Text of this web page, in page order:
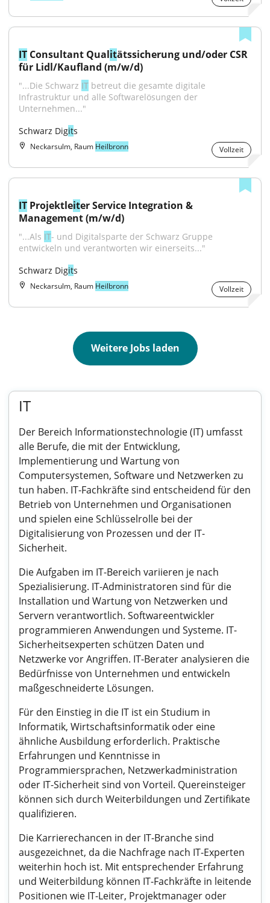
IT Consultant Qualitätssicherung und/oder CSR
für Lidl/Kaufland (m/w/d)
"...Die Schwarz IT betreut die gesamte digitale
Infrastruktur und alle Softwarelösungen der
Unternehmen..."
Schwarz Digits
Neckarsulm, Raum Heilbronn Vollzeit
IT Projektleiter Service Integration &
Management (m/w/d)
"...Als IT- und Digitalsparte der Schwarz Gruppe
entwickeln und verantworten wir einerseits..."
Schwarz Digits
Neckarsulm, Raum Heilbronn Vollzeit
Weitere Jobs laden
IT
Der Bereich Informationstechnologie (IT) umfasst
alle Berufe, die mit der Entwicklung,
Implementierung und Wartung von
Computersystemen, Software und Netzwerken zu
tun haben. IT-Fachkräfte sind entscheidend für den
Betrieb von Unternehmen und Organisationen
und spielen eine Schlüsselrolle bei der
Digitalisierung von Prozessen und der IT-
Sicherheit.
Die Aufgaben im IT-Bereich variieren je nach
Spezialisierung. IT-Administratoren sind für die
Installation und Wartung von Netzwerken und
Servern verantwortlich. Softwareentwickler
programmieren Anwendungen und Systeme. IT-
Sicherheitsexperten schützen Daten und
Netzwerke vor Angriffen. IT-Berater analysieren die
Bedürfnisse von Unternehmen und entwickeln
maßgeschneiderte Lösungen.
Für den Einstieg in die IT ist ein Studium in
Informatik, Wirtschaftsinformatik oder eine
ähnliche Ausbildung erforderlich. Praktische
Erfahrungen und Kenntnisse in
Programmiersprachen, Netzwerkadministration
oder IT-Sicherheit sind von Vorteil. Quereinsteiger
können sich durch Weiterbildungen und Zertifikate
qualifizieren.
Die Karrierechancen in der IT-Branche sind
ausgezeichnet, da die Nachfrage nach IT-Experten
weiterhin hoch ist. Mit entsprechender Erfahrung
und Weiterbildung können IT-Fachkräfte in leitende
Positionen wie IT-Leiter, Projektmanager oder